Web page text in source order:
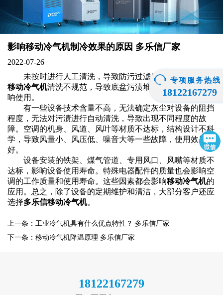
影响移动冷气机制冷效果的原因 多乐信厂家
2022-07-26
未按时进行人工清洗，导致防污过滤器或挥发孔堵塞。
移动冷气机清洗不规范，导致底盆污渍堆积，导致故障，影
响使用。
有一些设备技术含量不高，无法确定灰尘对设备的阻挡
程度，无法对污渍进行自动清洗，导致出现不同程度的故
障。空调的机身、风道、风叶等材质不达标，结构设计不科
学，导致风量小、风压低、噪音大等一些故障，使用效果不
好。
设备安装的铁架、煤气管道、专用风口、风嘴等材质不
达标，影响设备使用寿命。 特殊电器配件的质量也会影响空
调的工作质量和使用寿命。 这些因素都会影响移动冷气机的
应用。总之，除了设备的定期维护和清洁，大部分客户还应
选择多乐信移动冷气机。
上一条：工业冷气机具有什么优点特性？ 多乐信厂家
下一条：移动冷气机降温原理 多乐信厂家
专项服务热线
18122167279
18122167279